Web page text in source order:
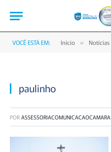
VOCÊ ESTÁ EM: Início » Notícias
paulinho
PORASSESSORIACOMUNICACAOCAMARA